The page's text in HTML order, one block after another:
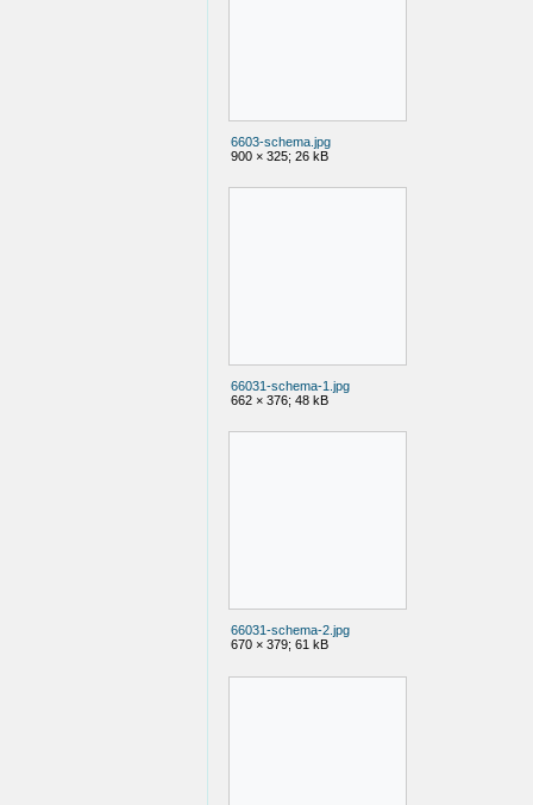
6603-schema.jpg
900 × 325; 26 kB
66031-schema-1.jpg
662 × 376; 48 kB
66031-schema-2.jpg
670 × 379; 61 kB